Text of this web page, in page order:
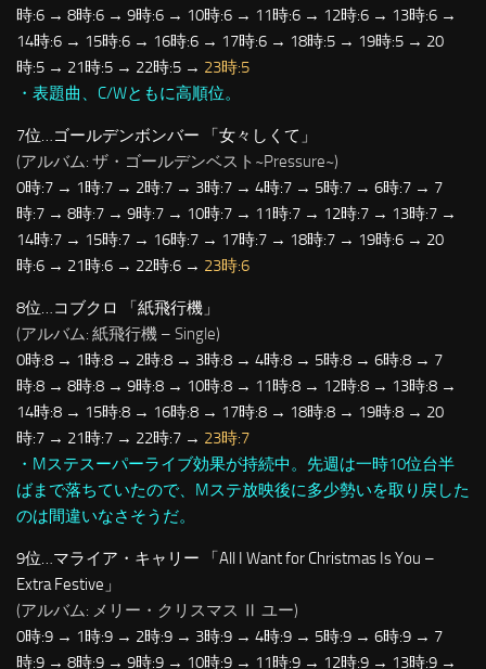
時:6 → 8時:6 → 9時:6 → 10時:6 → 11時:6 → 12時:6 → 13時:6 →
14時:6 → 15時:6 → 16時:6 → 17時:6 → 18時:5 → 19時:5 → 20
時:5 → 21時:5 → 22時:5 → 23時:5
・表題曲、C/Wともに高順位。
7位…ゴールデンボンバー 「女々しくて」
(アルバム: ザ・ゴールデンベスト~Pressure~)
0時:7 → 1時:7 → 2時:7 → 3時:7 → 4時:7 → 5時:7 → 6時:7 → 7
時:7 → 8時:7 → 9時:7 → 10時:7 → 11時:7 → 12時:7 → 13時:7 →
14時:7 → 15時:7 → 16時:7 → 17時:7 → 18時:7 → 19時:6 → 20
時:6 → 21時:6 → 22時:6 → 23時:6
8位…コブクロ 「紙飛行機」
(アルバム: 紙飛行機 – Single)
0時:8 → 1時:8 → 2時:8 → 3時:8 → 4時:8 → 5時:8 → 6時:8 → 7
時:8 → 8時:8 → 9時:8 → 10時:8 → 11時:8 → 12時:8 → 13時:8 →
14時:8 → 15時:8 → 16時:8 → 17時:8 → 18時:8 → 19時:8 → 20
時:7 → 21時:7 → 22時:7 → 23時:7
・Mステスーパーライブ効果が持続中。先週は一時10位台半
ばまで落ちていたので、Mステ放映後に多少勢いを取り戻した
のは間違いなさそうだ。
9位…マライア・キャリー 「All I Want for Christmas Is You –
Extra Festive」
(アルバム: メリー・クリスマス Ⅱ ユー)
0時:9 → 1時:9 → 2時:9 → 3時:9 → 4時:9 → 5時:9 → 6時:9 → 7
時:9 → 8時:9 → 9時:9 → 10時:9 → 11時:9 → 12時:9 → 13時:9 →